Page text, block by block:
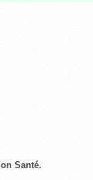
Santé.